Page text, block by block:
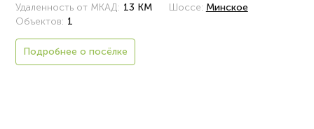
Удаленность от МКАД: 13 КМ Шоссе: Минское
Объектов: 1
Подробнее о посёлке